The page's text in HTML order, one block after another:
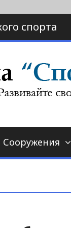
спорта
Сооружения